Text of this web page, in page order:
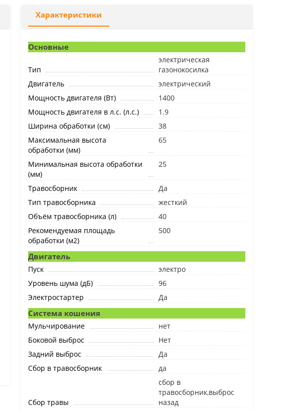
Характеристики
Основные
Тип
электрическая
газонокосилка
Двигатель
электрический
Мощность двигателя (Вт)
1400
Мощность двигателя в л.с. (л.с.)
1.9
Ширина обработки (см)
38
Максимальная высота
обработки (мм)
65
Минимальная высота обработки
(мм)
25
Травосборник
Да
Тип травосборника
жесткий
Объём травосборника (л)
40
Рекомендуемая площадь
обработки (м2)
500
Двигатель
Пуск
электро
Уровень шума (дБ)
96
Электростартер
Да
Система кошения
Мульчирование
нет
Боковой выброс
Нет
Задний выброс
Да
Сбор в травосборник
да
Сбор травы
сбор в
травосборник,выброс
назад